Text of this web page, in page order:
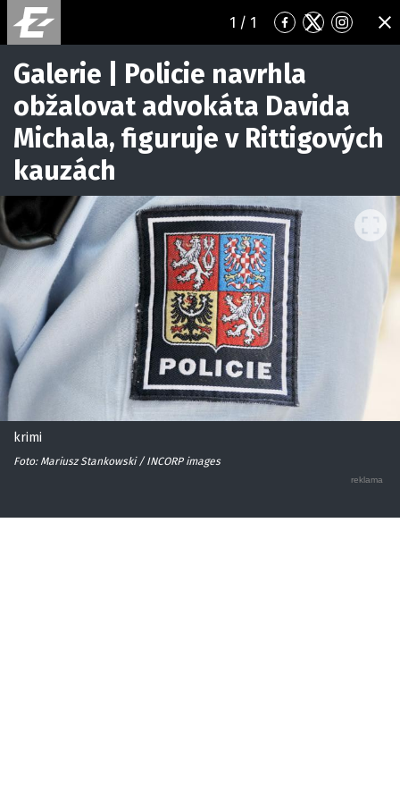
1 / 1
Přejít
na
Facebook
Přejít
na
Přejít
na
Galerie | Policie navrhla
obžalovat advokáta Davida
Michala, figuruje v Rittigových
kauzách
krimi
Foto: Mariusz Stankowski / INCORP images